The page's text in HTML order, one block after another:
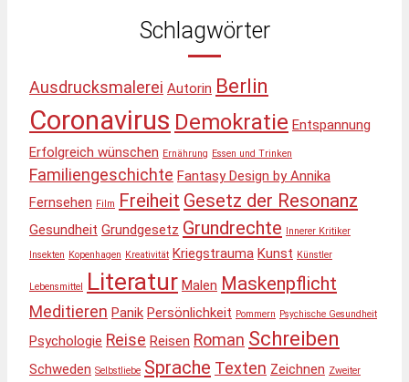
Schlagwörter
Ausdrucksmalerei Autorin Berlin
Coronavirus Demokratie Entspannung
Erfolgreich wünschen Ernährung Essen und Trinken
Familiengeschichte Fantasy Design by Annika
Fernsehen Film Freiheit Gesetz der Resonanz
Gesundheit Grundgesetz Grundrechte Innerer Kritiker
Insekten Kopenhagen Kreativität Kriegstrauma Kunst Künstler
Lebensmittel Literatur Malen Maskenpflicht
Meditieren Panik Persönlichkeit Pommern Psychische Gesundheit
Psychologie Reise Reisen Roman Schreiben
Schweden Selbstliebe Sprache Texten Zeichnen Zweiter